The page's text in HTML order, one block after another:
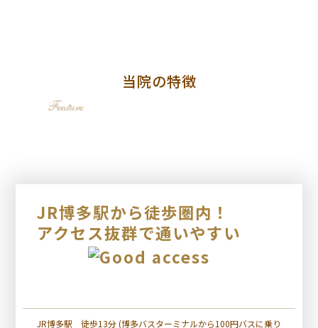
当院の特徴
JR博多駅から徒歩圏内！
アクセス抜群で通いやすい
JR博多駅 徒歩13分 (博多バスターミナルから100円バスに乗り